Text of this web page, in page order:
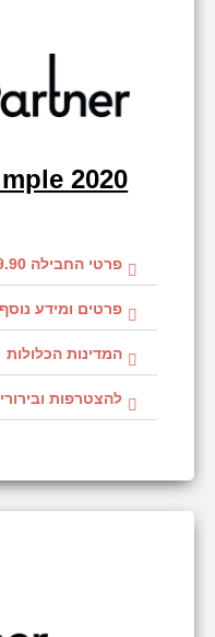
2020
פרטי החבילה 29.90 ₪
פרטים ומידע נוסף
המדינות הכלולות
להצטרפות